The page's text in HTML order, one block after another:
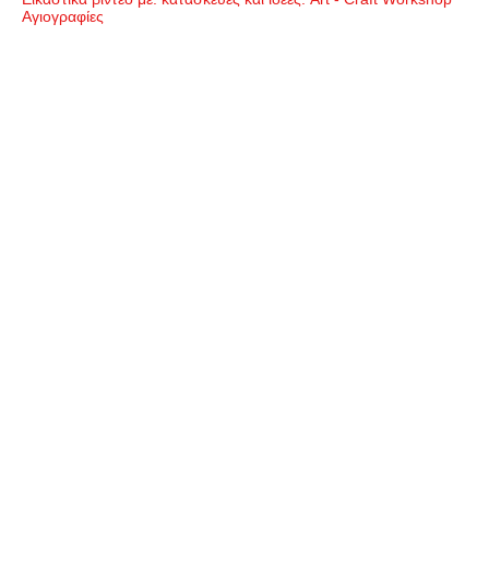
Αγιογραφίες